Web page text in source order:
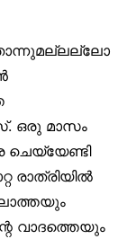
ഒരു മാസം
ചെയ്യേണ്ടി
രാത്രിയിൽ
വാദത്തെയും